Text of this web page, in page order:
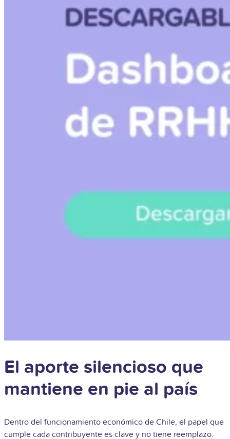
El aporte silencioso que
mantiene en pie al país
Dentro del funcionamiento económico de Chile, el papel que
cumple cada contribuyente es clave y no tiene reemplazo.